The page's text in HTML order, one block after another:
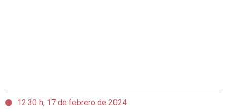
12:30 h, 17 de febrero de 2024